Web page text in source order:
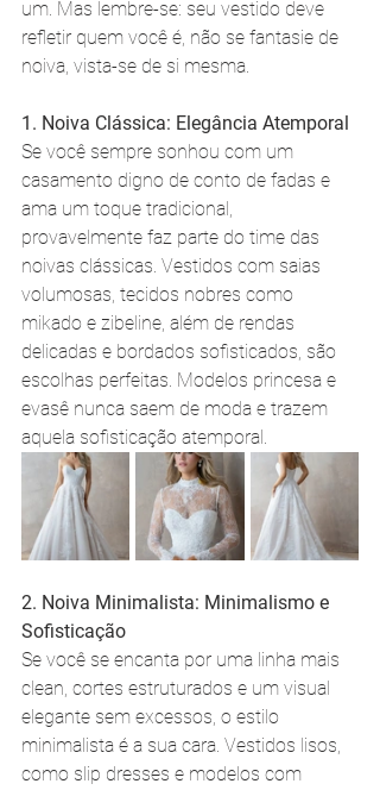
um. Mas lembre-se: seu vestido deve
refletir quem você é, não se fantasie de
noiva, vista-se de si mesma.
1. Noiva Clássica: Elegância Atemporal
Se você sempre sonhou com um
casamento digno de conto de fadas e
ama um toque tradicional,
provavelmente faz parte do time das
noivas clássicas. Vestidos com saias
volumosas, tecidos nobres como
mikado e zibeline, além de rendas
delicadas e bordados sofisticados, são
escolhas perfeitas. Modelos princesa e
evasê nunca saem de moda e trazem
aquela sofisticação atemporal.
2. Noiva Minimalista: Minimalismo e
Sofisticação
Se você se encanta por uma linha mais
clean, cortes estruturados e um visual
elegante sem excessos, o estilo
minimalista é a sua cara. Vestidos lisos,
como slip dresses e modelos com